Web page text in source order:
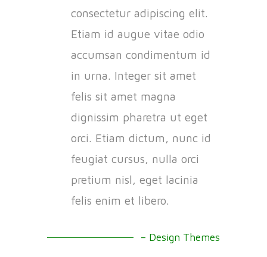
consectetur adipiscing elit.
Etiam id augue vitae odio
accumsan condimentum id
in urna. Integer sit amet
felis sit amet magna
dignissim pharetra ut eget
orci. Etiam dictum, nunc id
feugiat cursus, nulla orci
pretium nisl, eget lacinia
felis enim et libero.
– Design Themes